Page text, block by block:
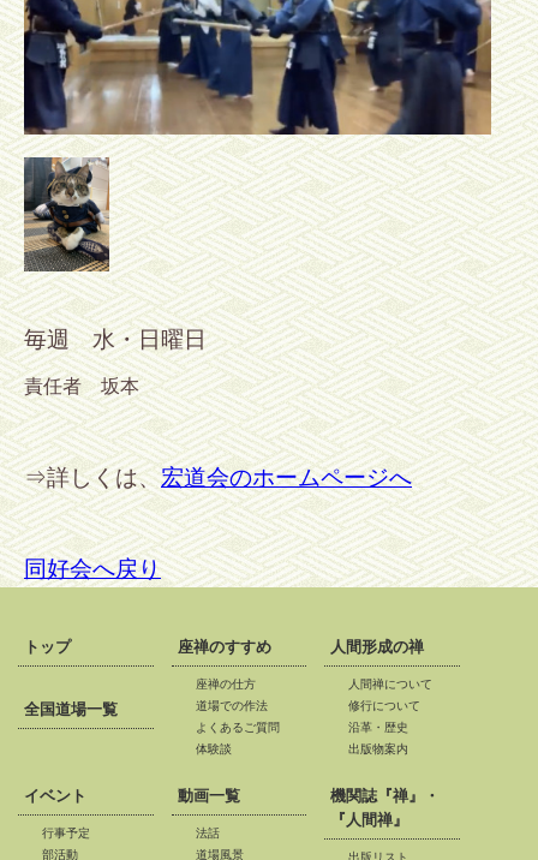
毎週 水・日曜日
責任者 坂本
⇒詳しくは、宏道会のホームページへ
同好会へ戻り
トップ
全国道場一覧
座禅のすすめ
座禅の仕方
道場での作法
よくあるご質問
体験談
人間形成の禅
人間禅について
修行について
沿革・歴史
出版物案内
イベント
行事予定
部活動
動画一覧
法話
道場風景
機関誌『禅』・
『人間禅』